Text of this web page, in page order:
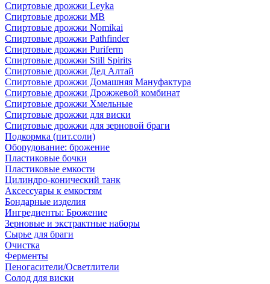
Спиртовые дрожжи Leyka
Спиртовые дрожжи MB
Спиртовые дрожжи Nomikai
Спиртовые дрожжи Pathfinder
Спиртовые дрожжи Puriferm
Спиртовые дрожжи Still Spirits
Спиртовые дрожжи Дед Алтай
Спиртовые дрожжи Домашняя Мануфактура
Спиртовые дрожжи Дрожжевой комбинат
Спиртовые дрожжи Хмельные
Спиртовые дрожжи для виски
Спиртовые дрожжи для зерновой браги
Подкормка (пит.соли)
Оборудование: брожение
Пластиковые бочки
Пластиковые емкости
Цилиндро-конический танк
Аксессуары к емкостям
Бондарные изделия
Ингредиенты: Брожение
Зерновые и экстрактные наборы
Сырье для браги
Очистка
Ферменты
Пеногасители/Осветлители
Солод для виски